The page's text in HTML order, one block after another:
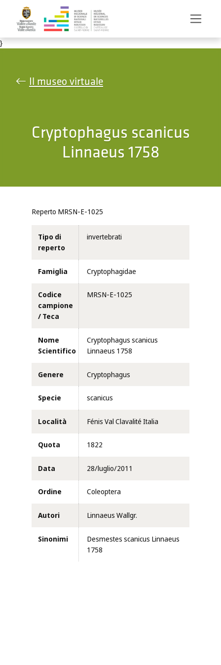
Salta al contenuto principale
}
Il museo virtuale
Cryptophagus scanicus
Linnaeus 1758
Reperto MRSN-E-1025
Tipo di
reperto
invertebrati
Famiglia Cryptophagidae
Codice
campione
/ Teca
MRSN-E-1025
Nome
Scientifico
Cryptophagus scanicus
Linnaeus 1758
Genere Cryptophagus
Specie scanicus
Località Fénis Val Clavalité Italia
Quota 1822
Data 28/luglio/2011
Ordine Coleoptera
Autori Linnaeus Wallgr.
Sinonimi
Desmestes scanicus Linnaeus
1758